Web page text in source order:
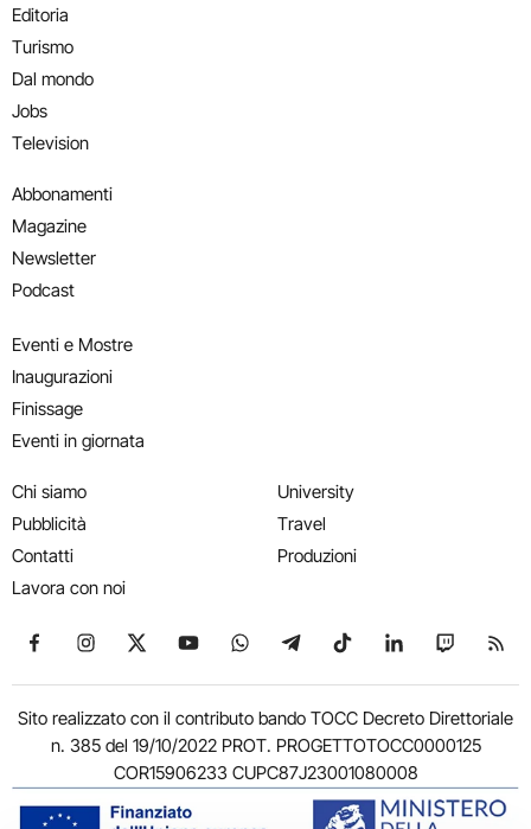
Editoria
Turismo
Dal mondo
Jobs
Television
Abbonamenti
Magazine
Newsletter
Podcast
Eventi e Mostre
Inaugurazioni
Finissage
Eventi in giornata
Chi siamo
Pubblicità
Contatti
Lavora con noi
University
Travel
Produzioni
Seguici su Facebook
Seguici su Instagram
Seguici su X
Seguici su YouTube
Seguici su WhatsApp
Seguici su Telegram
Seguici su TikTok
Seguici su
Seguici
Sito realizzato con il contributo bando TOCC Decreto Direttoriale
n. 385 del 19/10/2022 PROT. PROGETTOTOCC0000125
COR15906233 CUPC87J23001080008